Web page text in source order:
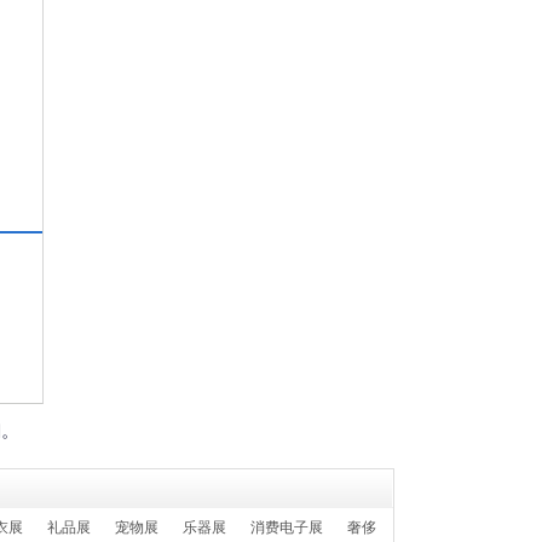
展 礼品展 宠物展 乐器展 消费电子展 奢侈